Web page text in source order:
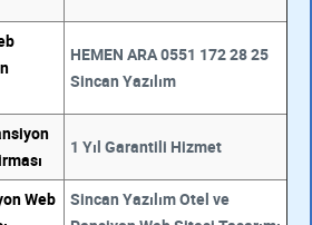
HEMEN ARA 0551 172 28 25
Sincan Yazılım
1 Yıl Garantili Hizmet
Web
Sincan Yazılım Otel ve